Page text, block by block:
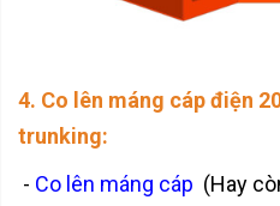
4. Co lên máng cáp điện
trunking:
- Co lên máng cáp (Hay